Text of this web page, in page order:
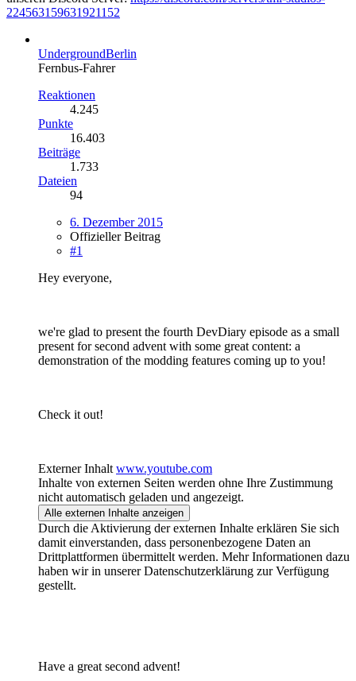
224563159631921152
UndergroundBerlin
Fernbus-Fahrer
Reaktionen
4.245
Punkte
16.403
Beiträge
1.733
Dateien
94
6. Dezember 2015
Offizieller Beitrag
#1
Hey everyone,
we're glad to present the fourth DevDiary episode as a small
present for second advent with some great content: a
demonstration of the modding features coming up to you!
Check it out!
Externer Inhalt www.youtube.com
Inhalte von externen Seiten werden ohne Ihre Zustimmung
nicht automatisch geladen und angezeigt.
Alle externen Inhalte anzeigen
Durch die Aktivierung der externen Inhalte erklären Sie sich
damit einverstanden, dass personenbezogene Daten an
Drittplattformen übermittelt werden. Mehr Informationen dazu
haben wir in unserer Datenschutzerklärung zur Verfügung
gestellt.
Have a great second advent!